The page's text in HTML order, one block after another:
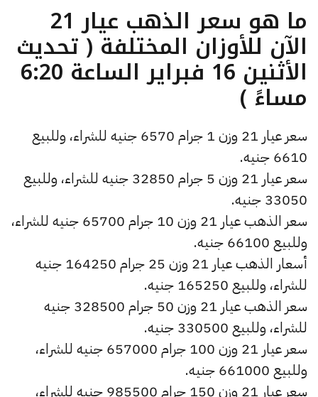
ما هو سعر الذهب عيار 21
الآن للأوزان المختلفة ( تحديث
الأثنين 16 فبراير الساعة 6:20
مساءً )
سعر عيار 21 وزن 1 جرام 6570 جنيه للشراء، وللبيع
6610 جنيه.
سعر عيار 21 وزن 5 جرام 32850 جنيه للشراء، وللبيع
33050 جنيه.
سعر الذهب عيار 21 وزن 10 جرام 65700 جنيه للشراء،
وللبيع 66100 جنيه.
أسعار الذهب عيار 21 وزن 25 جرام 164250 جنيه
للشراء، وللبيع 165250 جنيه.
سعر الذهب عيار 21 وزن 50 جرام 328500 جنيه
للشراء، وللبيع 330500 جنيه.
سعر عيار 21 وزن 100 جرام 657000 جنيه للشراء،
وللبيع 661000 جنيه.
سعر عيار 21 وزن 150 جرام 985500 جنيه للشراء،